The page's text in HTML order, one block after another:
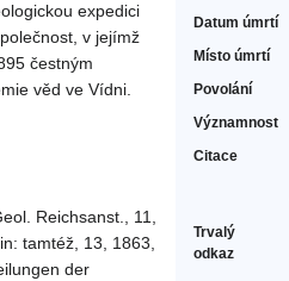
Datum úmrtí
Místo úmrtí
Povolání
Významnost
Citace
Trvalý
odkaz
expedici
v jejímž
čestným
věd ve Vídni.
Reichsanst., 11,
tamtéž, 13, 1863,
der